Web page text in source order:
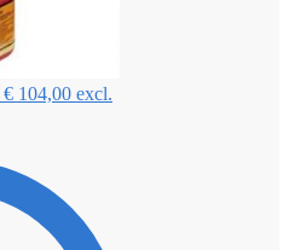
€ 104,00 excl.